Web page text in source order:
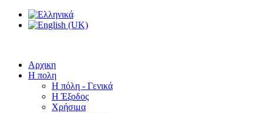
Αρχικη
Η πολη
Η πόλη - Γενικά
Η Έξοδος
Χρήσιμα